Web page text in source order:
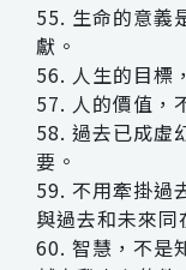
55. 生命的意義
獻。
56. 人生的目標
57. 人的價值，
58. 過去已成虛
要。
59. 不用牽掛過
與過去和未來同
60. 智慧，不是